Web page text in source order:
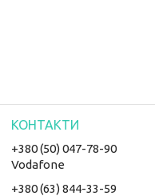
+380 (50) 047-78-90
Vodafone
+380 (63) 844-33-59